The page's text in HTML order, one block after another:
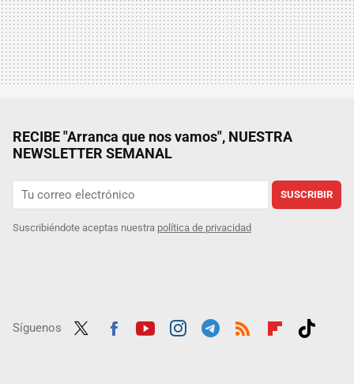
RECIBE "Arranca que nos vamos", NUESTRA
NEWSLETTER SEMANAL
SUSCRIBIR
Suscribiéndote aceptas nuestra política de privacidad
Síguenos